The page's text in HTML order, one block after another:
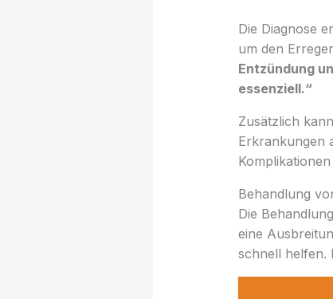
Die Diagnose
um den
Entzündung
essenziell.“
Zusätzlich
Erkrankungen
Behandlung
Die
eine
schnell helfen.